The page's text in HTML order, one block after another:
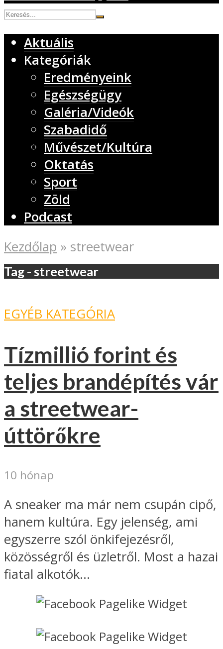
Aktuális
Kategóriák
Eredményeink
Egészségügy
Galéria/Videók
Szabadidő
Művészet/Kultúra
Oktatás
Sport
Zöld
Podcast
Kezdőlap » streetwear
Tag - streetwear
EGYÉB KATEGÓRIA
Tízmillió forint és
teljes brandépítés vár
a streetwear-
úttörőkre
10 hónap
A sneaker ma már nem csupán cipő,
hanem kultúra. Egy jelenség, ami
egyszerre szól önkifejezésről,
közösségről és üzletről. Most a hazai
fiatal alkotók...